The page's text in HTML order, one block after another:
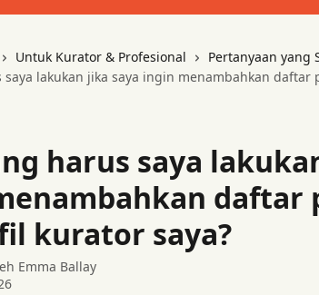
Untuk Kurator & Profesional
Pertanyaan yang
saya lakukan jika saya ingin menambahkan
harus saya
daftar
kurator saya?
Emma Ballay